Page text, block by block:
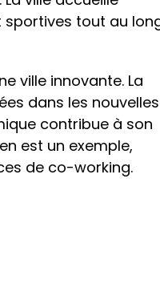
tout au
ville innovante. La
dans les nouvelles
contribue à son
est un exemple,
de co-working.